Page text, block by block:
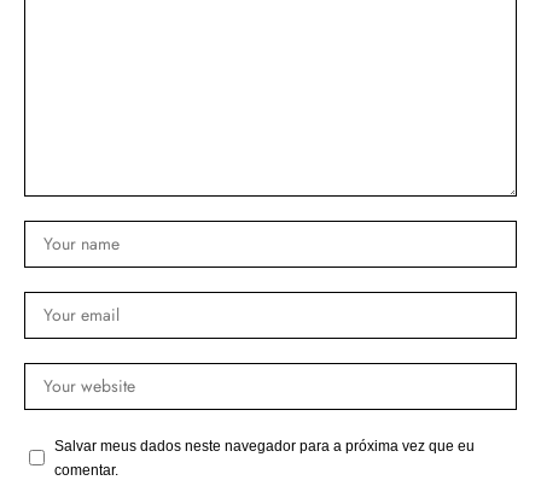
Salvar meus dados neste navegador para a próxima vez que eu
comentar.